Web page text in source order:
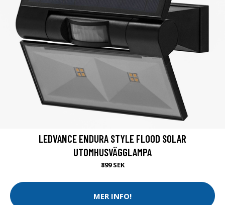
LEDVANCE ENDURA STYLE FLOOD SOLAR
UTOMHUSVÄGGLAMPA
899 SEK
MER INFO!